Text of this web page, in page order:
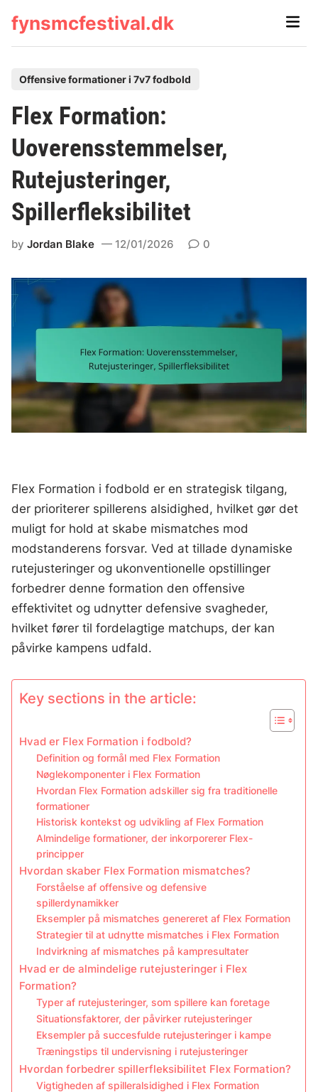
fynsmcfestival.dk
Main
s
t
e
d
n
Offensive formationer i 7v7 fodbold
Flex Formation:
Uoverensstemmelser,
Rutejusteringer,
Spillerfleksibilitet
byJordan Blake 12/01/2026 0
Flex Formation i fodbold er en strategisk tilgang,
der prioriterer spillerens alsidighed, hvilket gør det
muligt for hold at skabe mismatches mod
modstanderens forsvar. Ved at tillade dynamiske
rutejusteringer og ukonventionelle opstillinger
forbedrer denne formation den offensive
effektivitet og udnytter defensive svagheder,
hvilket fører til fordelagtige matchups, der kan
påvirke kampens udfald.
Key sections in the article:
Hvad er Flex Formation i fodbold?
Definition og formål med Flex Formation
Nøglekomponenter i Flex Formation
Hvordan Flex Formation adskiller sig fra traditionelle
formationer
Historisk kontekst og udvikling af Flex Formation
Almindelige formationer, der inkorporerer Flex-
principper
Hvordan skaber Flex Formation mismatches?
Forståelse af offensive og defensive
spillerdynamikker
Eksempler på mismatches genereret af Flex Formation
Strategier til at udnytte mismatches i Flex Formation
Indvirkning af mismatches på kampresultater
Hvad er de almindelige rutejusteringer i Flex
Formation?
Typer af rutejusteringer, som spillere kan foretage
Situationsfaktorer, der påvirker rutejusteringer
Eksempler på succesfulde rutejusteringer i kampe
Træningstips til undervisning i rutejusteringer
Hvordan forbedrer spillerfleksibilitet Flex Formation?
Vigtigheden af spilleralsidighed i Flex Formation